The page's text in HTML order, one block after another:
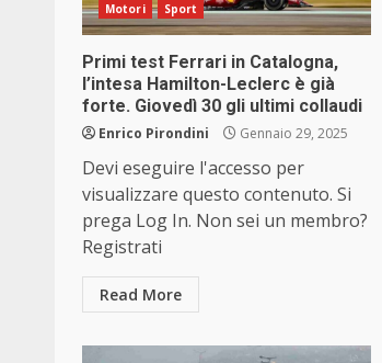
Motori Sport
Primi test Ferrari in Catalogna,
l’intesa Hamilton-Leclerc è già
forte. Giovedì 30 gli ultimi collaudi
Enrico Pirondini Gennaio 29, 2025
Devi eseguire l'accesso per
visualizzare questo contenuto. Si
prega Log In. Non sei un membro?
Registrati
Read More